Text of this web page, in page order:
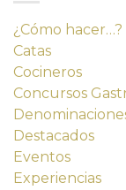
¿Cómo hacer…?
Catas
Cocineros
Concursos
Destacados
Eventos
Experiencias